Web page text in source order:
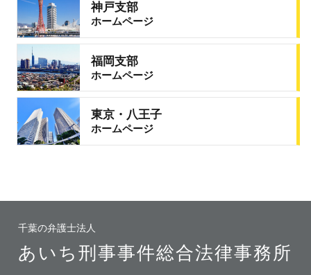
神戸支部
ホームページ
福岡支部
ホームページ
東京・八王子
ホームページ
千葉の弁護士法人
あいち刑事事件総合法律事務所